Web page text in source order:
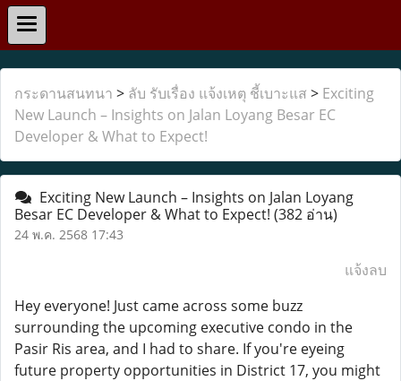
กระดานสนทนา > ลับ รับเรื่อง แจ้งเหตุ ชี้เบาะแส > Exciting
New Launch – Insights on Jalan Loyang Besar EC
Developer & What to Expect!
Exciting New Launch – Insights on Jalan Loyang
Besar EC Developer & What to Expect! (382 อ่าน)
24 พ.ค. 2568 17:43
แจ้งลบ
Hey everyone! Just came across some buzz
surrounding the upcoming executive condo in the
Pasir Ris area, and I had to share. If you're eyeing
future property opportunities in District 17, you might